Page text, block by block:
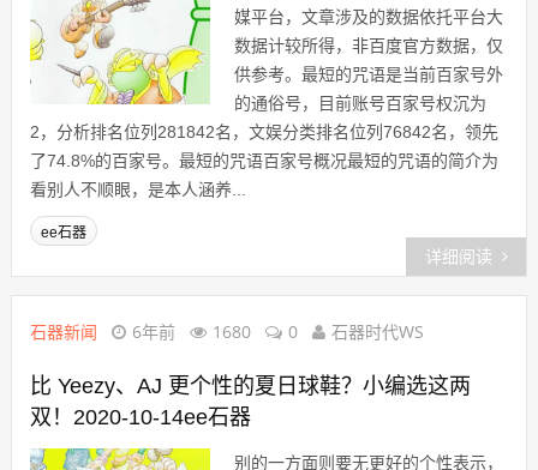
媒平台，文章涉及的数据依托平台大
数据计较所得，非百度官方数据，仅
供参考。最短的咒语是当前百家号外
的通俗号，目前账号百家号权沉为
2，分析排名位列281842名，文娱分类排名位列76842名，领先
了74.8%的百家号。最短的咒语百家号概况最短的咒语的简介为
看别人不顺眼，是本人涵养...
ee石器
详细阅读
石器新闻 6年前 1680 0 石器时代WS
比 Yeezy、AJ 更个性的夏日球鞋？小编选这两
双！2020-10-14ee石器
别的一方面则要无更好的个性表示，